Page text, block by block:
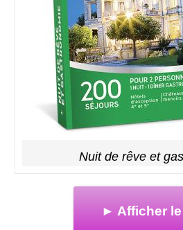
Nuit de rêve et
► Afficher